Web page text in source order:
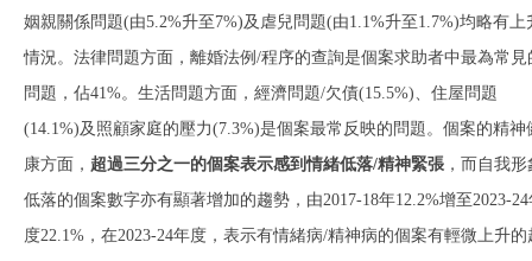
姻親關係問題(由5.2%升至7%)及虐兒問題(由1.1%升至1.7%)均略有上
情況。法律問題方面，離婚法例/程序的查詢是個案求助者中最為常見
問題，佔41%。生活問題方面，經濟問題/欠債(15.5%)、住屋問題
(14.1%)及照顧家庭的壓力(7.3%)是個案最常反映的問題。個案的精神
康方面， 超過三分之一的個案表示感到情緒低落/精神緊張 ，而自我形
低落的個案數字亦有顯著增加的趨勢，由2017-18年12.2%增至2023-24
度22.1%，在2023-24年度，表示有情緒病/精神病的個案有輕微上升的